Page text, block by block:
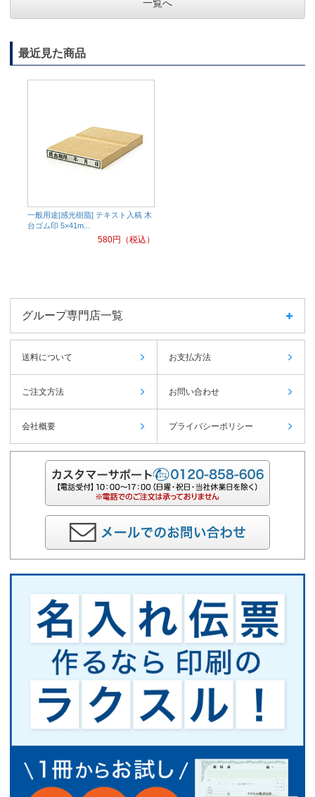
一覧へ
最近見た商品
一般用途[感光樹脂] テキスト入稿 木
台ゴム印 5×41m...
580円（税込）
グループ専門店一覧
送料について お支払方法
ご注文方法 お問い合わせ
会社概要 プライバシーポリシー